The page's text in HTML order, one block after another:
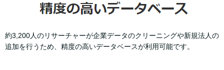
約3,200人のリサーチャーが企業データのクリーニングや新規法人の
追加を行うため、精度の高いデータベースが利用可能です。